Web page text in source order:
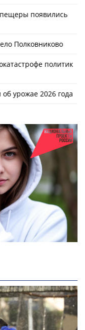
появились
Полковниково
политик
урожае 2026 года